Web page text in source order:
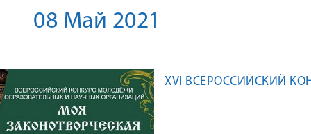
08 Май 2021
XVI ВСЕРОССИЙСКИЙ